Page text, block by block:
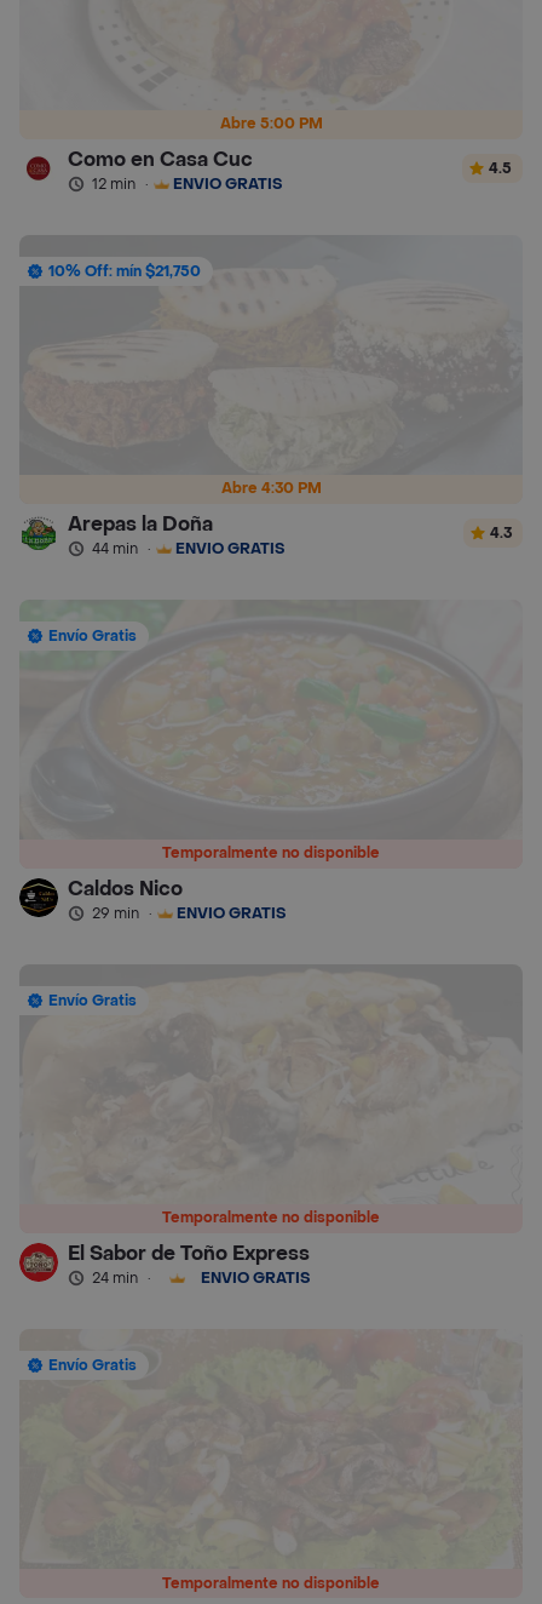
Abre 5:00 PM
Como en Casa Cuc
12 min · ENVÍO GRATIS
4.5
Abre 4:30 PM
10% Off: mín $21,750
Arepas la Doña
44 min · ENVÍO GRATIS
4.3
Temporalmente no disponible
Envío Gratis
Caldos Nico
29 min · ENVÍO GRATIS
Temporalmente no disponible
Envío Gratis
El Sabor de Toño Express
24 min · ENVÍO GRATIS
Temporalmente no disponible
Envío Gratis